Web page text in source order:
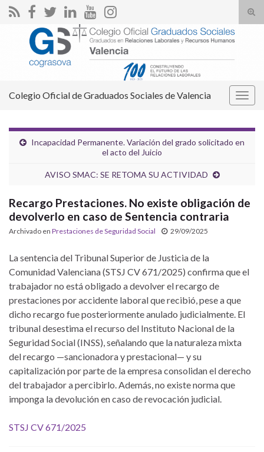
el
Search for:
Colegio Oficial de Graduados Sociales de Valencia
Incapacidad Permanente. Variación del grado solicitado en
el acto del Juicio
AVISO SMAC: SE RETOMA SU ACTIVIDAD
Recargo Prestaciones. No existe obligación de
devolverlo en caso de Sentencia contraria
Archivado en Prestaciones de Seguridad Social 29/09/2025
La sentencia del Tribunal Superior de Justicia de la
Comunidad Valenciana (STSJ CV 671/2025) confirma que el
trabajador no está obligado a devolver el recargo de
prestaciones por accidente laboral que recibió, pese a que
dicho recargo fue posteriormente anulado judicialmente. El
tribunal desestima el recurso del Instituto Nacional de la
Seguridad Social (INSS), señalando que la naturaleza mixta
del recargo —sancionadora y prestacional— y su
capitalización por parte de la empresa consolidan el derecho
del trabajador a percibirlo. Además, no existe norma que
imponga la devolución en caso de revocación judicial.
STSJ CV 671/2025